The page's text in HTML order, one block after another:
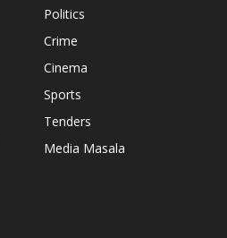
Politics
Crime
Cinema
Sports
Tenders
Media Masala